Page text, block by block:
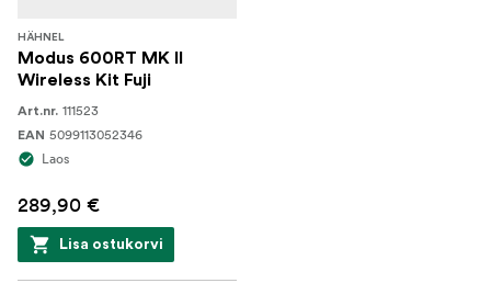
HÄHNEL
Modus 600RT MK II
Wireless Kit Fuji
Art.nr. 111523
EAN 5099113052346
Laos
289,90 €
Lisa ostukorvi